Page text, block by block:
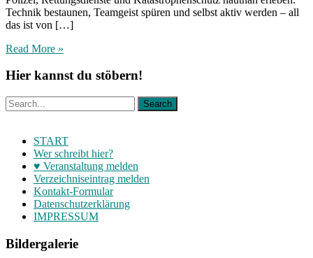
Technik bestaunen, Teamgeist spüren und selbst aktiv werden – all
das ist von […]
Read More »
Hier kannst du stöbern!
START
Wer schreibt hier?
♥ Veranstaltung melden
Verzeichniseintrag melden
Kontakt-Formular
Datenschutzerklärung
IMPRESSUM
Bildergalerie